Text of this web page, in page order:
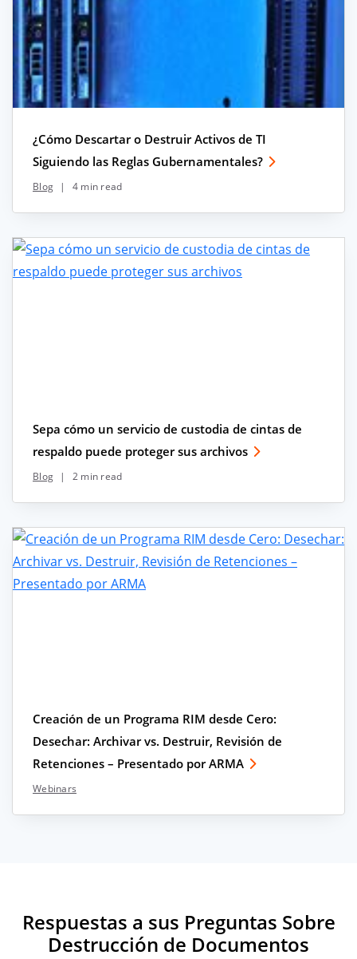
¿Cómo Descartar o Destruir Activos de TI
Siguiendo las Reglas Gubernamentales?
Blog | 4 min read
Sepa cómo un servicio de custodia de cintas de
respaldo puede proteger sus archivos
Blog | 2 min read
Creación de un Programa RIM desde Cero:
Desechar: Archivar vs. Destruir, Revisión de
Retenciones – Presentado por ARMA
Webinars
Respuestas a sus Preguntas Sobre
Destrucción de Documentos